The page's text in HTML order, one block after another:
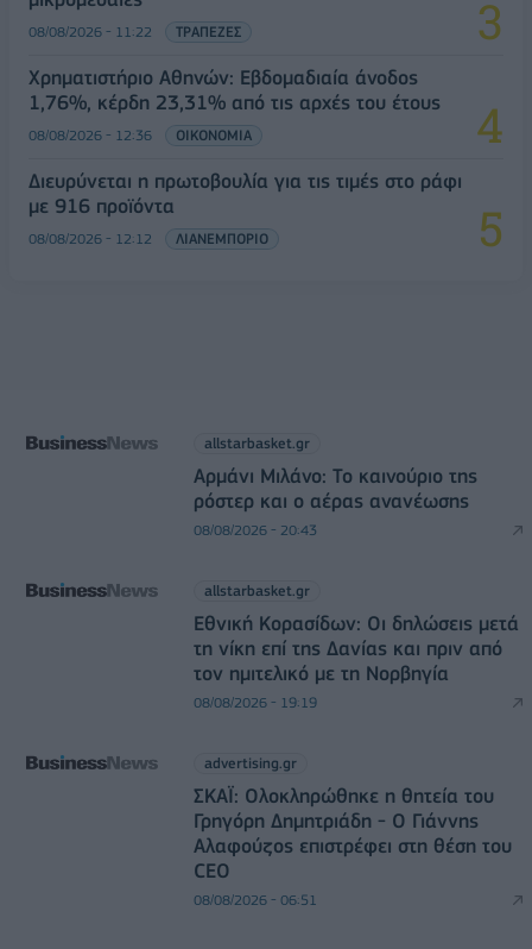
08/08/2026 - 11:22 ΤΡΑΠΕΖΕΣ
Χρηματιστήριο Αθηνών: Εβδομαδιαία άνοδος
1,76%, κέρδη 23,31% από τις αρχές του έτους
08/08/2026 - 12:36 ΟΙΚΟΝΟΜΙΑ
Διευρύνεται η πρωτοβουλία για τις τιμές στο ράφι
με 916 προϊόντα
08/08/2026 - 12:12 ΛΙΑΝΕΜΠΟΡΙΟ
allstarbasket.gr
Αρμάνι Μιλάνο: Το καινούριο της
ρόστερ και ο αέρας ανανέωσης
08/08/2026 - 20:43
allstarbasket.gr
Εθνική Κορασίδων: Οι δηλώσεις μετά
τη νίκη επί της Δανίας και πριν από
τον ημιτελικό με τη Νορβηγία
08/08/2026 - 19:19
advertising.gr
ΣΚΑΪ: Ολοκληρώθηκε η θητεία του
Γρηγόρη Δημητριάδη - Ο Γιάννης
Αλαφούζος επιστρέφει στη θέση του
CEO
08/08/2026 - 06:51